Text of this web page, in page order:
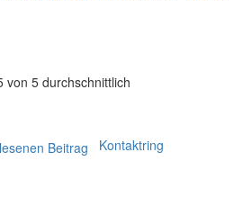
von 5 durchschnittlich
Kontaktring